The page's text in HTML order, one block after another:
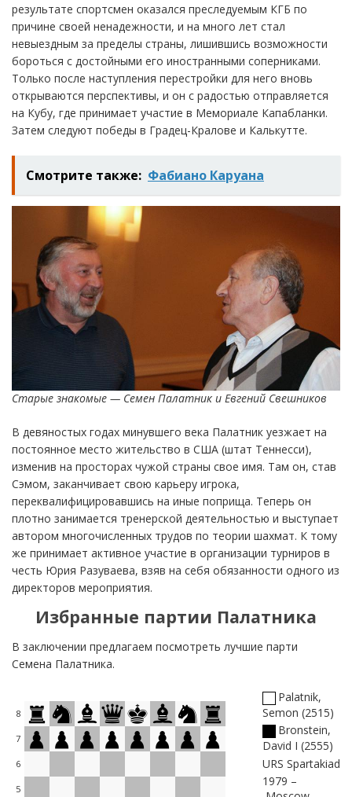
результате спортсмен оказался преследуемым КГБ по
причине своей ненадежности, и на много лет стал
невыездным за пределы страны, лишившись возможности
бороться с достойными его иностранными соперниками.
Только после наступления перестройки для него вновь
открываются перспективы, и он с радостью отправляется
на Кубу, где принимает участие в Мемориале Капабланки.
Затем следуют победы в Градец-Кралове и Калькутте.
Смотрите также: Фабиано Каруана
Старые знакомые — Семен Палатник и Евгений Свешников
В девяностых годах минувшего века Палатник уезжает на
постоянное место жительство в США (штат Теннесси),
изменив на просторах чужой страны свое имя. Там он, став
Сэмом, заканчивает свою карьеру игрока,
переквалифицировавшись на иные поприща. Теперь он
плотно занимается тренерской деятельностью и выступает
автором многочисленных трудов по теории шахмат. К тому
же принимает активное участие в организации турниров в
честь Юрия Разуваева, взяв на себя обязанности одного из
директоров мероприятия.
Избранные партии Палатника
В заключении предлагаем посмотреть лучшие парти
Семена Палатника.
8
7
6
5
Palatnik,
Semon 2515
Bronstein,
David I 2555
URS Spartakiad
1979